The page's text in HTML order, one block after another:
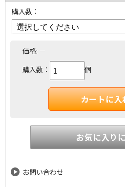
購入数：
価格: －
購入数：
個
お問い合わせ